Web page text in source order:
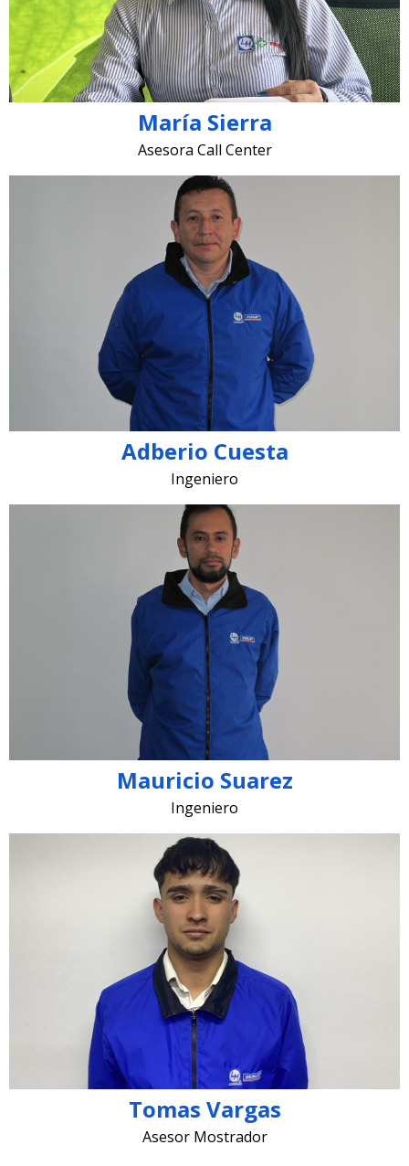
María Sierra
Asesora Call Center
adbeiro.cuesta @lugohermanos.com
Adberio Cuesta
Ingeniero
mauricio.suarez @lugohermanos.com
Mauricio Suarez
Ingeniero
asesor1 @lugohermanos.com
Tomas Vargas
Asesor Mostrador